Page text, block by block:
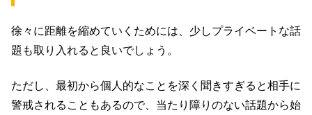
徐々に距離を縮めていくためには、少しプライベートな話
題も取り入れると良いでしょう。
ただし、最初から個人的なことを深く聞きすぎると相手に
警戒されることもあるので、当たり障りのない話題から始